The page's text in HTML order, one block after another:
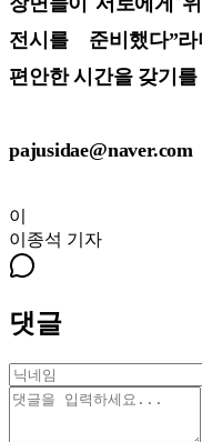
전시를 준비했다”
편안한 시간을 갖기
pajusidae@naver.com
이
이종석 기자
댓글